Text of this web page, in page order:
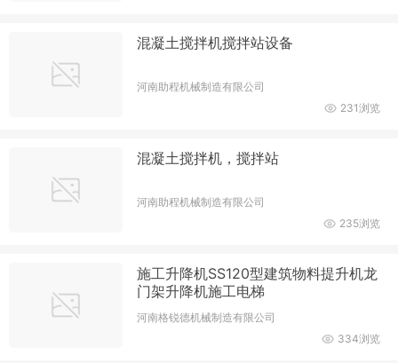
混凝土搅拌机搅拌站设备
河南助程机械制造有限公司
231浏览
混凝土搅拌机，搅拌站
河南助程机械制造有限公司
235浏览
施工升降机SS120型建筑物料提升机龙
门架升降机施工电梯
河南格锐德机械制造有限公司
334浏览